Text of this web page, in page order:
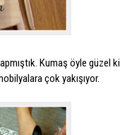
Kumaş öyle güzel ki
çok yakışıyor.